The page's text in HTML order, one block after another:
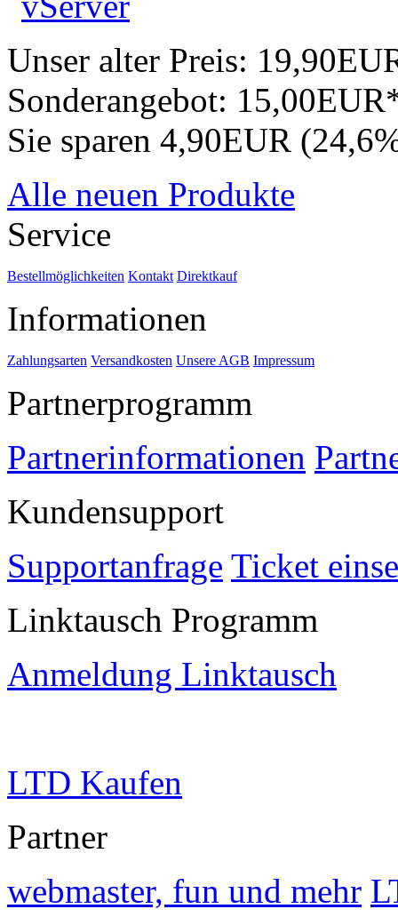
Unser alter Preis:
Sonderangebot:
Sie sparen 4,90EUR
Alle neuen Produkte
Service
Bestellmöglichkeiten Kontakt Direktkauf
Informationen
Zahlungsarten Versandkosten Unsere AGB Impressum
Partnerprogramm
Partnerinformationen
Kundensupport
Supportanfrage Ticket
Linktausch Programm
Anmeldung Linktausch
LTD Kaufen
Partner
webmaster, fun und mehr